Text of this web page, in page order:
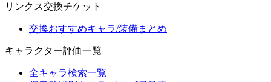
リンクス交換チケット
交換おすすめキャラ/装備まとめ
キャラクター評価一覧
全キャラ検索一覧